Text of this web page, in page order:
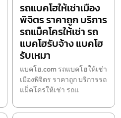
รถแบคโฮให้เช่าเมือง
พิจิตร ราคาถูก บริการ
รถแม็คโครให้เช่า รถ
แบคโฮรับจ้าง แบคโฮ
รับเหมา
แบคโฮ.com รถแบคโฮให้เช่า
เมืองพิจิตร ราคาถูก บริการรถ
แม็คโครให้เช่า รถแ